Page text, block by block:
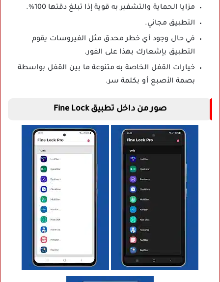
مزايا الحماية والتشفير به قوية إذا تبلغ دقتها 100%.
التطبيق مجاني.
في حال وجود أي خطر محدق مثل الفيروسات يقوم
التطبيق بإشعارك بهذا على الفور.
خيارات القفل الخاصة به متنوعة ما بين القفل بواسطة
بصمة الأصبع أو بكلمة سر.
صور من داخل تطبيق Fine Lock